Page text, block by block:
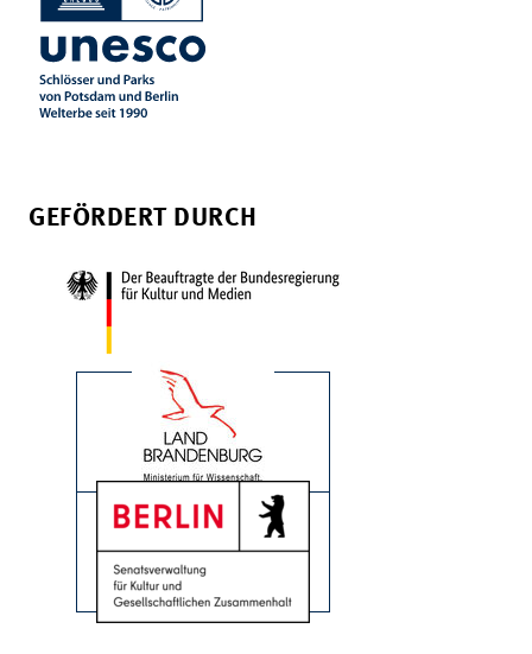
GEFÖRDERT DURCH